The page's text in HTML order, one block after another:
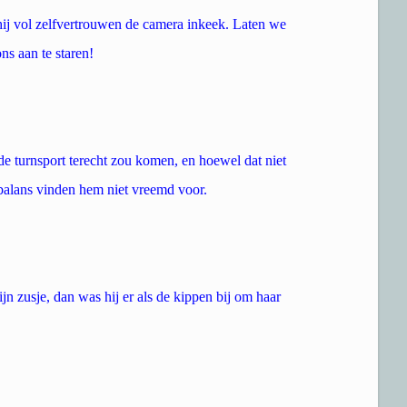
vol zelfvertrouwen de camera inkeek. Laten we
aan te staren!
turnsport terecht zou komen, en hoewel dat niet
vinden hem niet vreemd voor.
zusje, dan was hij er als de kippen bij om haar